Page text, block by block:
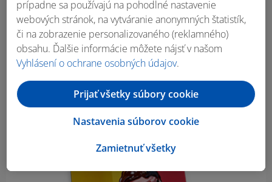
prípadne sa používajú na pohodlné nastavenie
webových stránok, na vytváranie anonymných štatistík,
či na zobrazenie personalizovaného (reklamného)
obsahu. Ďalšie informácie môžete nájsť v našom
Vyhlásení o ochrane osobných údajov.
Zamietnuť všetky
Nastavenia súborov cookie
Prijať všetky súbory cookie